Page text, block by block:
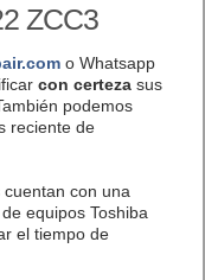
ZCC3
o Whatsapp
con certezasus
podemos
reciente de
con una
equipos Toshiba
el tiempo de